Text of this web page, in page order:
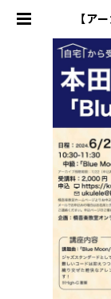
【ア